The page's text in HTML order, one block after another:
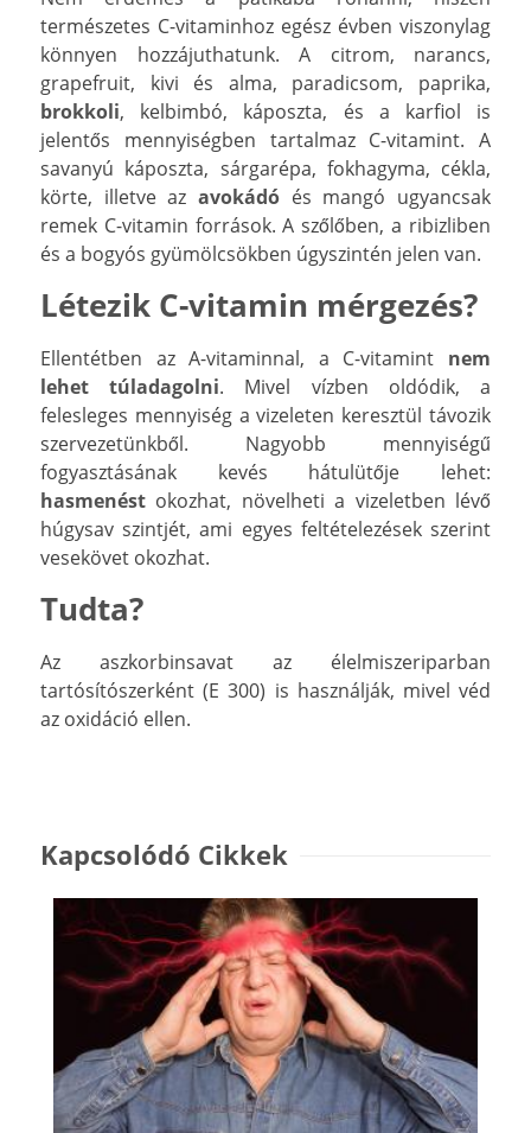
természetes C-vitaminhoz egész évben viszonylag
könnyen hozzájuthatunk. A citrom, narancs,
grapefruit, kivi és alma, paradicsom, paprika,
brokkoli, kelbimbó, káposzta, és a karfiol is
jelentős mennyiségben tartalmaz C-vitamint. A
savanyú káposzta, sárgarépa, fokhagyma, cékla,
körte, illetve az avokádó és mangó ugyancsak
remek C-vitamin források. A szőlőben, a ribizliben
és a bogyós gyümölcsökben úgyszintén jelen van.
Létezik C-vitamin mérgezés?
Ellentétben az A-vitaminnal, a C-vitamint nem
lehet túladagolni. Mivel vízben oldódik, a
felesleges mennyiség a vizeleten keresztül távozik
szervezetünkből. Nagyobb mennyiségű
fogyasztásának kevés hátulütője lehet:
hasmenést okozhat, növelheti a vizeletben lévő
húgysav szintjét, ami egyes feltételezések szerint
vesekövet okozhat.
Tudta?
Az aszkorbinsavat az élelmiszeriparban
tartósítószerként (E 300) is használják, mivel véd
az oxidáció ellen.
Kapcsolódó Cikkek